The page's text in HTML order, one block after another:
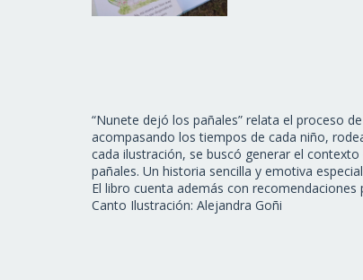
“Nunete dejó los pañales” relata el proceso
acompasando los tiempos de cada niño,
cada ilustración, se buscó generar el
pañales. Un historia sencilla y emotiva
El libro cuenta además con
Canto Ilustración: Alejandra Goñi